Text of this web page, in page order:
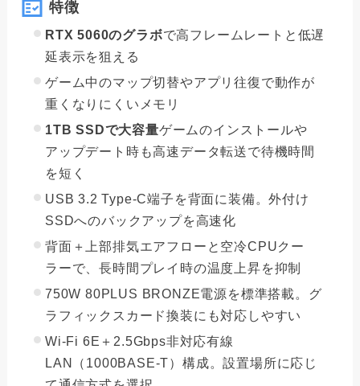
特徴
RTX 5060のグラボで高フレームレートと低遅
延表示を狙える
ゲーム中のマップ切替やアプリ往復で動作が
重くなりにくいメモリ
1TB SSDで大容量ゲームのインストールや
アップデート時も高速データ転送で待機時間
を短く
USB 3.2 Type-C端子を背面に装備。外付け
SSDへのバックアップを高速化
背面＋上部排気エアフローと空冷CPUクー
ラーで、長時間プレイ時の温度上昇を抑制
750W 80PLUS BRONZE電源を標準搭載。グ
ラフィックスカード換装にも対応しやすい
Wi-Fi 6E＋2.5Gbps非対応有線
LAN（1000BASE-T）構成。設置場所に応じ